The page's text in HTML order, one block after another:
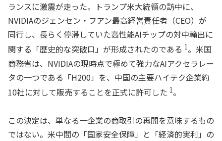
ランスに激震が走った。トランプ米大統領の訪中に、
NVIDIAのジェンセン・フアン最高経営責任者（CEO）が
同行し、長らく停滞していた高性能AIチップの対中輸出に
関する「歴史的な突破口」が形成されたのである 1。米国
商務省は、NVIDIAの現時点で極めて強力なAIアクセラレー
タの一つである「H200」を、中国の主要ハイテク企業約
10社に対して販売することを正式に許可した 1 。
この決定は、単なる一企業の商取引の再開を意味するもの
ではない。米中間の「国家安全保障」と「経済的実利」の